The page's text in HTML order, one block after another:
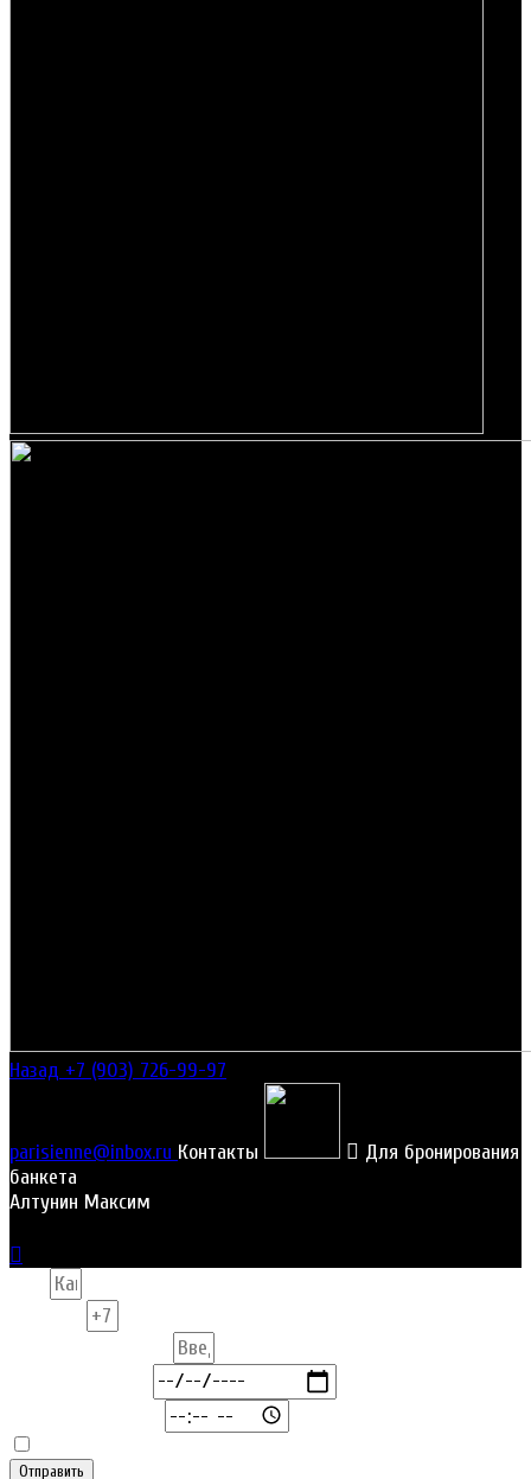
Назад +7 (903) 726-99-97
parisienne@inbox.ru Контакты
Для бронирования
банкета
Алтунин Максим
Отправить